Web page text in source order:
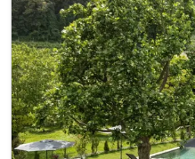
Parkplatz am Haus
gratis WLAN